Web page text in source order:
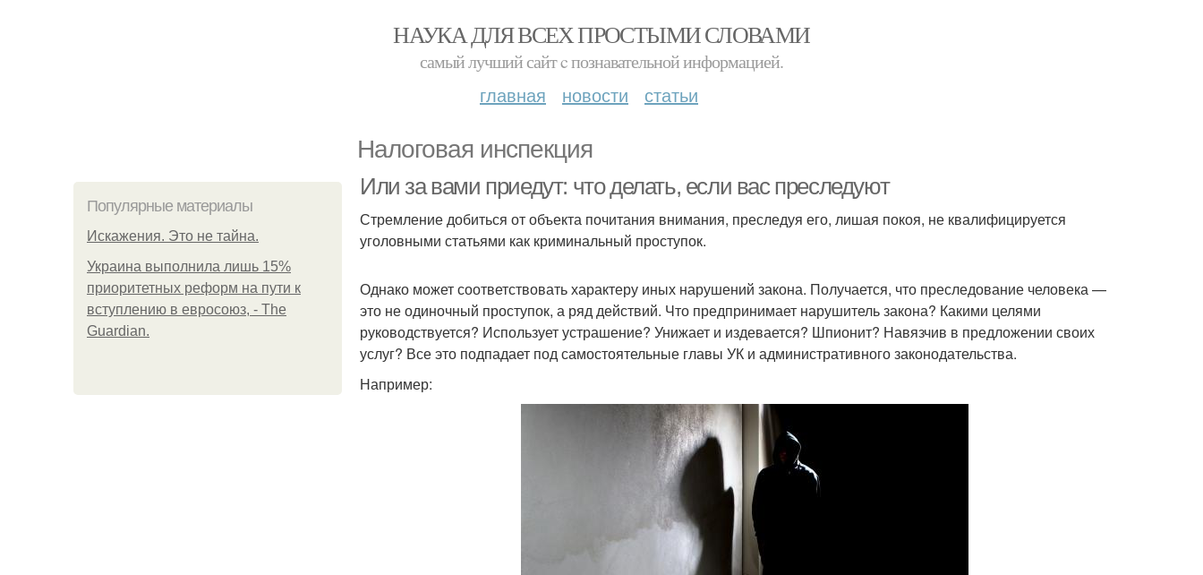
НАУКА ДЛЯ ВСЕХ ПРОСТЫМИ СЛОВАМИ
самый лучший сайт c познавательной информацией.
главная новости статьи
Налоговая инспекция
Популярные материалы
Искажения. Это не тайна.
Украина выполнила лишь 15%
приоритетных реформ на пути к
вступлению в евросоюз, - The
Guardian.
Или за вами приедут: что делать, если вас преследуют
Стремление добиться от объекта почитания внимания, преследуя его, лишая покоя, не квалифицируется
уголовными статьями как криминальный проступок.
Однако может соответствовать характеру иных нарушений закона. Получается, что преследование человека —
это не одиночный проступок, а ряд действий. Что предпринимает нарушитель закона? Какими целями
руководствуется? Использует устрашение? Унижает и издевается? Шпионит? Навязчив в предложении своих
услуг? Все это подпадает под самостоятельные главы УК и административного законодательства.
Например: